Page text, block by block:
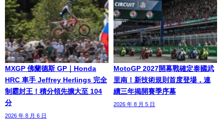
MXGP 佛蘭德斯 GP｜Honda
HRC 車手 Jeffrey Herlings 完全
制霸封王！積分領先擴大至 104
分
2026 年 8 月 6 日
MotoGP 2027開幕戰確定泰國武
里南！新技術規則首度登場，連
續三年揭開賽季序幕
2026 年 8 月 5 日